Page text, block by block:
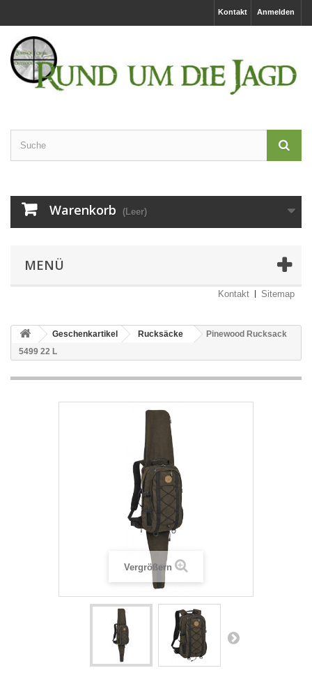
Anmelden
Kontakt
Warenkorb (Leer)
MENÜ
Kontakt Sitemap
Geschenkartikel Rucksäcke
Pinewood Rucksack
5499 22 L
Vergrößern